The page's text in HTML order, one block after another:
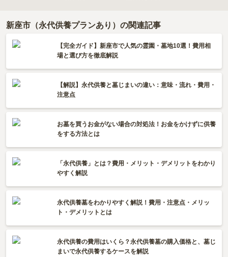
新座市（永代供養プランあり）の関連記事
【完全ガイド】新座市で人気の霊園・墓地10選！費用相
場と選び方を徹底解説
【解説】永代供養と墓じまいの違い：意味・流れ・費用・
注意点
お墓を買うお金がない場合の対処法！お金をかけずに供養
をする方法とは
「永代供養」とは？費用・メリット・デメリットをわかり
やすく解説
永代供養墓をわかりやすく解説！費用・注意点・メリッ
ト・デメリットとは
永代供養の費用はいくら？永代供養墓の購入価格と、墓じ
まいで永代供養するケースを解説